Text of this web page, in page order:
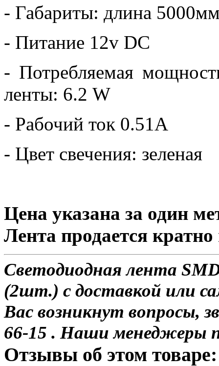
- Габариты: длина
- Питание 12v DC
- Потребляемая
ленты: 6.2 W
- Рабочий ток 0.51А
- Цвет свечения: зеленая
Цена указана за один
Лента продается
Светодиодная лента
(2шт.) с доставкой или
Вас возникнут вопросы,
66-15 . Наши менеджеры
Отзывы об этом товаре: